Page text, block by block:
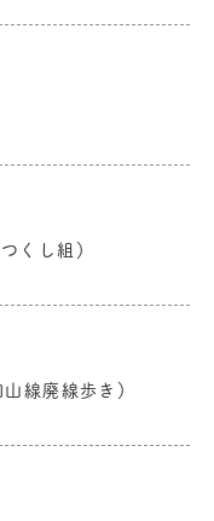
くし組）
線廃線歩き）